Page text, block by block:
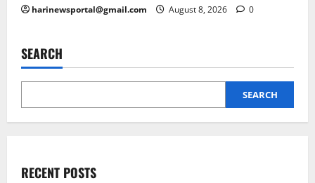
harinewsportal@gmail.com August 8, 2026 0
SEARCH
SEARCH
RECENT POSTS